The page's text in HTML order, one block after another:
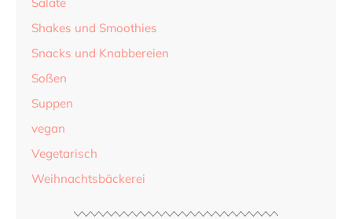
Shakes und Smoothies
Snacks und Knabbereien
Soßen
Suppen
vegan
Vegetarisch
Weihnachtsbäckerei